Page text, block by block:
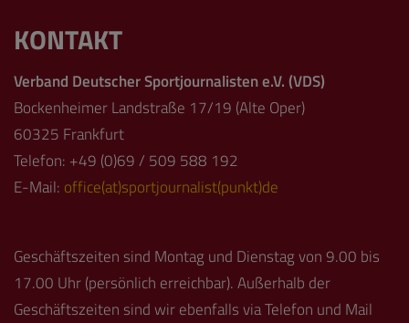
KONTAKT
Verband Deutscher Sportjournalisten e.V. (VDS)
Bockenheimer Landstraße 17/19 (Alte Oper)
60325 Frankfurt
Telefon: +49 (0)69 / 509 588 192
E-Mail: office(at)sportjournalist(punkt)de
Geschäftszeiten sind Montag und Dienstag von 9.00 bis
17.00 Uhr (persönlich erreichbar). Außerhalb der
Geschäftszeiten sind wir ebenfalls via Telefon und Mail